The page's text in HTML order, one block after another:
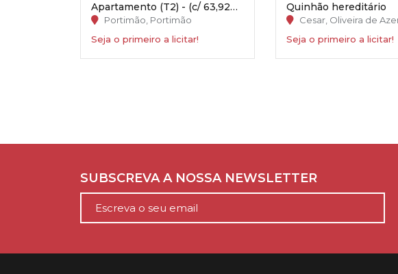
Apartamento (T2) - (c/ 63,92m²) - Portimão
Portimão, Portimão
Seja o primeiro a licitar!
Quinhão hereditário
Cesar, Oliveira de
Seja o primeiro a licitar!
SUBSCREVA A NOSSA NEWSLETTER